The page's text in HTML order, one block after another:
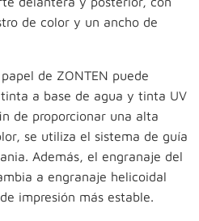
de color y un ancho de
de ZONTEN puede
a base de agua y tinta UV
de proporcionar una alta
se utiliza el sistema de guía
Además, el engranaje del
a engranaje helicoidal
impresión más estable.